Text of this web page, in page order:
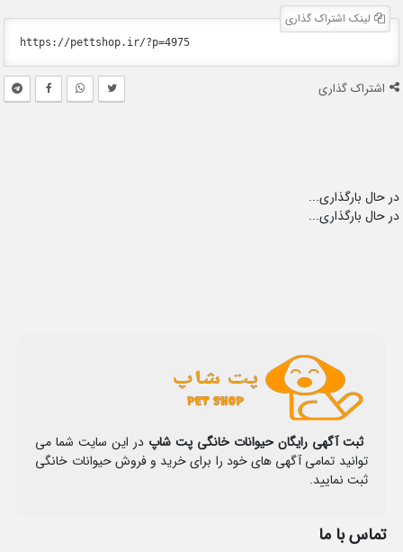
لینک اشتراک گذاری
اشتراک گذاری
در حال بارگذاری...
در حال بارگذاری...
ثبت آگهی رایگان حیوانات خانگی پت شاپ در این سایت شما می
توانید تمامی آگهی های خود را برای خرید و فروش حیوانات خانگی
ثبت نمایید.
تماس با ما